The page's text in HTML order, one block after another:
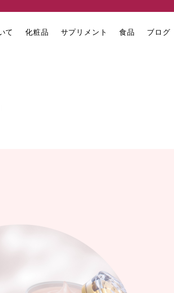
て 化粧品 サプリメント 食品 ブログ